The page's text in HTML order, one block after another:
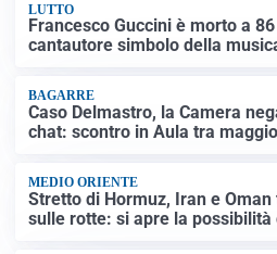
LUTTO
Francesco Guccini è morto a
cantautore simbolo della
BAGARRE
Caso Delmastro, la Camera
chat: scontro in Aula tra
MEDIO ORIENTE
Stretto di Hormuz, Iran e
sulle rotte: si apre la possibilità